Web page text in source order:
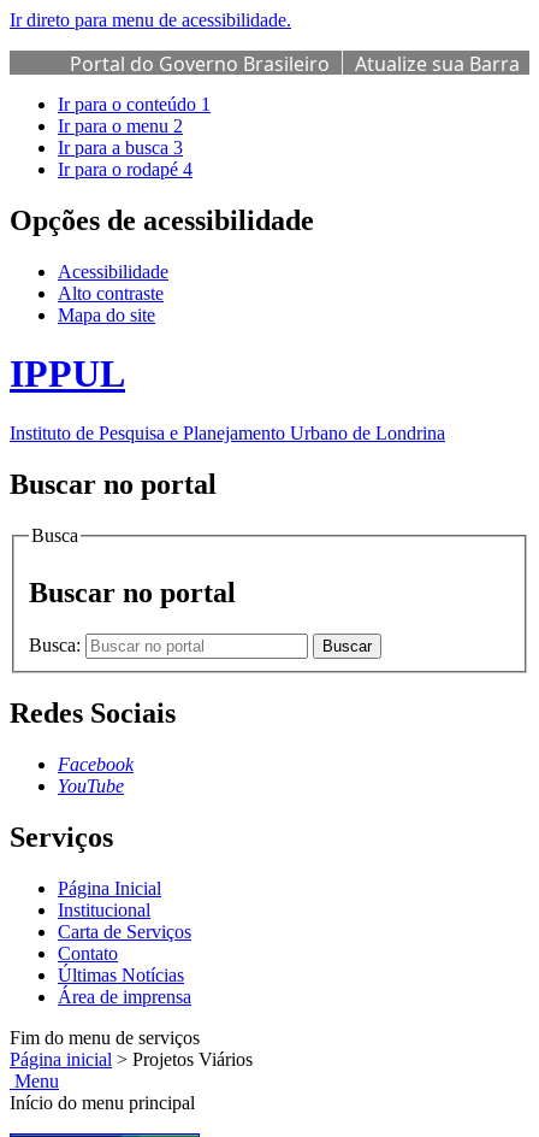
Ir direto para menu de acessibilidade.
Portal do Governo Brasileiro
Atualize sua Barra
de Governo
Ir para o conteúdo 1
Ir para o menu 2
Ir para a busca 3
Ir para o rodapé 4
Opções de acessibilidade
Acessibilidade
Alto contraste
Mapa do site
IPPUL
Instituto de Pesquisa e Planejamento Urbano de Londrina
Buscar no portal
Busca
Buscar no portal
Busca: Buscar
Redes Sociais
Facebook
YouTube
Serviços
Página Inicial
Institucional
Carta de Serviços
Contato
Últimas Notícias
Área de imprensa
Fim do menu de serviços
Página inicial > Projetos Viários
Menu
Início do menu principal